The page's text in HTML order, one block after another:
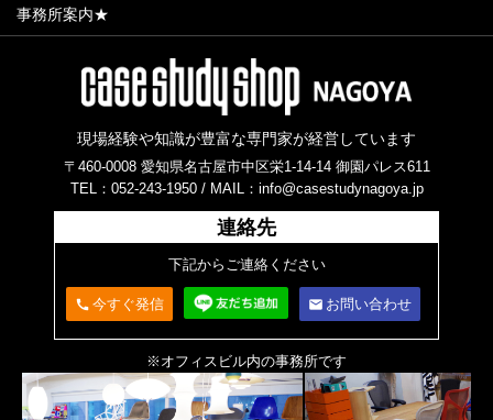
事務所案内★
現場経験や知識が豊富な専門家が経営しています
〒460-0008 愛知県名古屋市中区栄1-14-14 御園パレス611
TEL：052-243-1950 / MAIL：info@casestudynagoya.jp
連絡先
下記からご連絡ください
call 今すぐ発信 email お問い合わせ
※オフィスビル内の事務所です